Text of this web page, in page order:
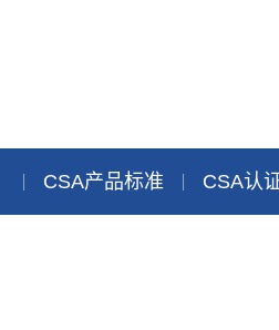
CSA产品标准 CSA认